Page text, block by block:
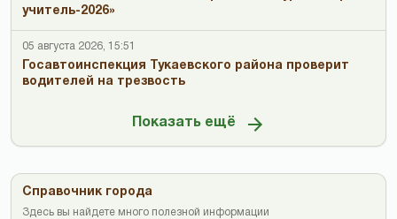
учитель-2026»
05 августа 2026, 15:51
Госавтоинспекция Тукаевского района проверит
водителей на трезвость
Показать ещё
Справочник города
Здесь вы найдете много полезной информации